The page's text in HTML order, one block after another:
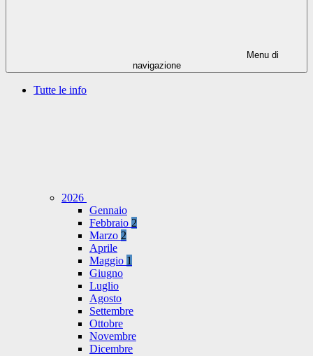
Menu di
navigazione
Tutte le info
2026
Gennaio
Febbraio 2
Marzo 2
Aprile
Maggio 1
Giugno
Luglio
Agosto
Settembre
Ottobre
Novembre
Dicembre